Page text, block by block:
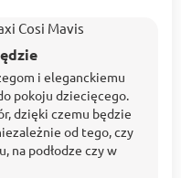
i eleganckiemu
pokoju dziecięcego.
dzięki czemu będzie
od tego, czy
na podłodze czy w